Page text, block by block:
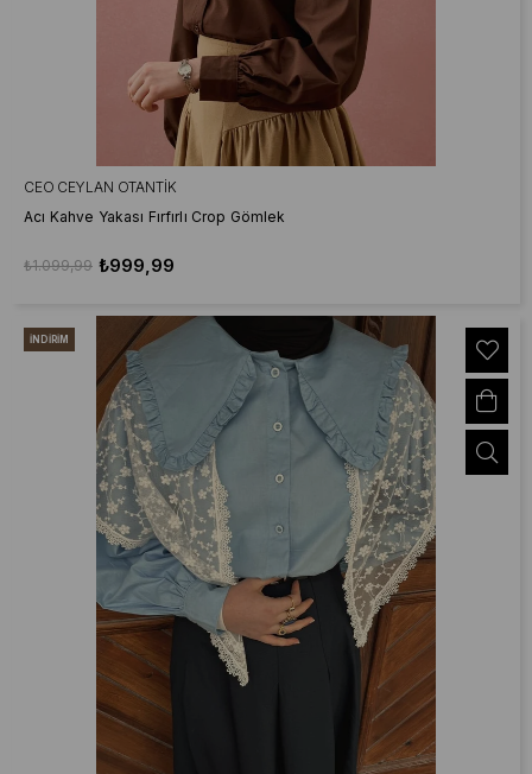
CEO CEYLAN OTANTIK
Acı Kahve Yakası Fırfırlı Crop Gömlek
₺999,99
₺1.099,99
İNDIRIM